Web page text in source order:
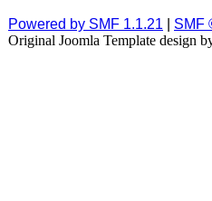
Powered by SMF 1.1.21
SMF
Original Joomla Template design